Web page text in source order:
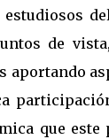
de
que este